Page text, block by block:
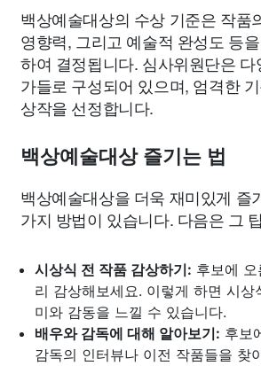
백상예술대상의 수상 기준은 작품
영향력, 그리고 예술적 완성도 등
하여 결정됩니다. 심사위원단은
가들로 구성되어 있으며, 엄격한
상작을 선정합니다.
백상예술대상 즐기는 법
백상예술대상을 더욱 재미있게 즐
가지 방법이 있습니다. 다음은 그
시상식 전 작품 감상하기: 후보에
리 감상해보세요. 이렇게 하면 시상
미와 감동을 느낄 수 있습니다.
배우와 감독에 대해 알아보기: 후보
감독의 인터뷰나 이전 작품들을 찾